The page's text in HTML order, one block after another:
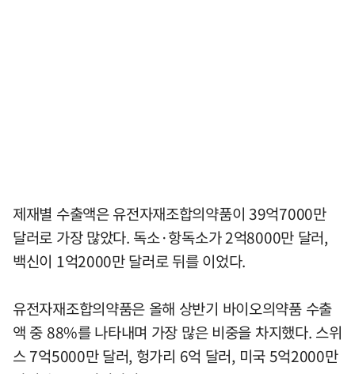
제재별 수출액은 유전자재조합의약품이 39억7000만
달러로 가장 많았다. 독소·항독소가 2억8000만 달러,
백신이 1억2000만 달러로 뒤를 이었다.
유전자재조합의약품은 올해 상반기 바이오의약품 수출
액 중 88%를 나타내며 가장 많은 비중을 차지했다. 스위
스 7억5000만 달러, 헝가리 6억 달러, 미국 5억2000만